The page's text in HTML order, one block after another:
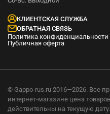
КЛИЕНТСКАЯ СЛУЖБА
ОБРАТНАЯ СВЯЗЬ
Политика конфиденциальности
Публичная оферта
© Gappo-rus.ru 2016—2026. Все
интернет-магазине цена
действительны на текущую дату.